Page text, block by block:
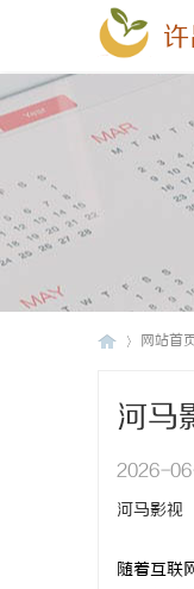
网站首
河马
2026-
河马影视
随着互联